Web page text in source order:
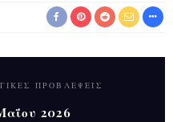
ΠΡΟΒΛΈΨΕΙΣ
2026